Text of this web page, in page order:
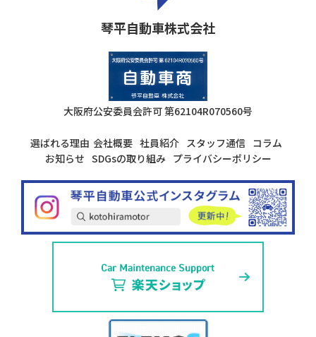
琴平自動車株式会社
大阪府公安委員会許可第62104R070560号
選ばれる理由 会社概要 社員紹介 スタッフ通信 コラム
お知らせ SDGsの取り組み プライバシーポリシー